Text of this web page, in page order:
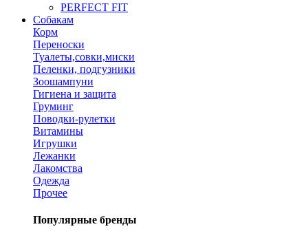
PERFECT FIT
Собакам
Корм
Переноски
Туалеты,совки,миски
Пеленки, подгузники
Зоошампуни
Гигиена и защита
Груминг
Поводки-рулетки
Витамины
Игрушки
Лежанки
Лакомства
Одежда
Прочее
Популярные бренды